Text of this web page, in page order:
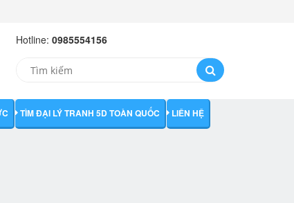
Hotline: 0985554156
TÌM ĐẠI LÝ TRANH 5D TOÀN QUỐC LIÊN HỆ